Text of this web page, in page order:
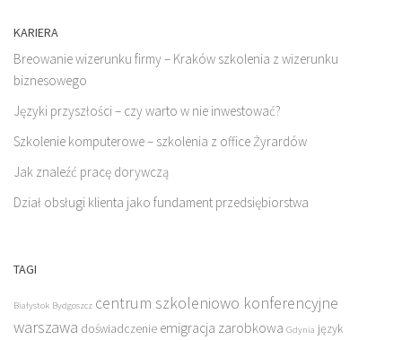
KARIERA
Breowanie wizerunku firmy – Kraków szkolenia z wizerunku
biznesowego
Języki przyszłości – czy warto w nie inwestować?
Szkolenie komputerowe – szkolenia z office Żyrardów
Jak znaleźć pracę dorywczą
Dział obsługi klienta jako fundament przedsiębiorstwa
TAGI
Białystok Bydgoszcz centrum szkoleniowo konferencyjne
warszawa doświadczenie emigracja zarobkowa Gdynia język